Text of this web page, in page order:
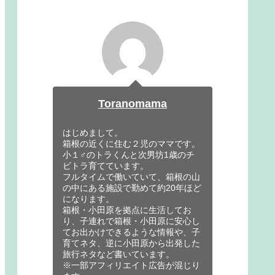
Toranomama
はじめまして。
箱根の近くに住む２児のママです。
小１♂のトラくんと次男坊1歳のチ
ビトラ育てています。
フルタイムで働いていて、箱根の山
の中にある施設で勤めて約20年ほど
になります。
箱根・小田原を拠点に生活してお
り、子連れで箱根・小田原に安心し
てお出かけできるような情報や、子
育てネタ、逆に小田原から出発した
旅行ネタなど書いています。
※一部アフィリエイト広告が混じり